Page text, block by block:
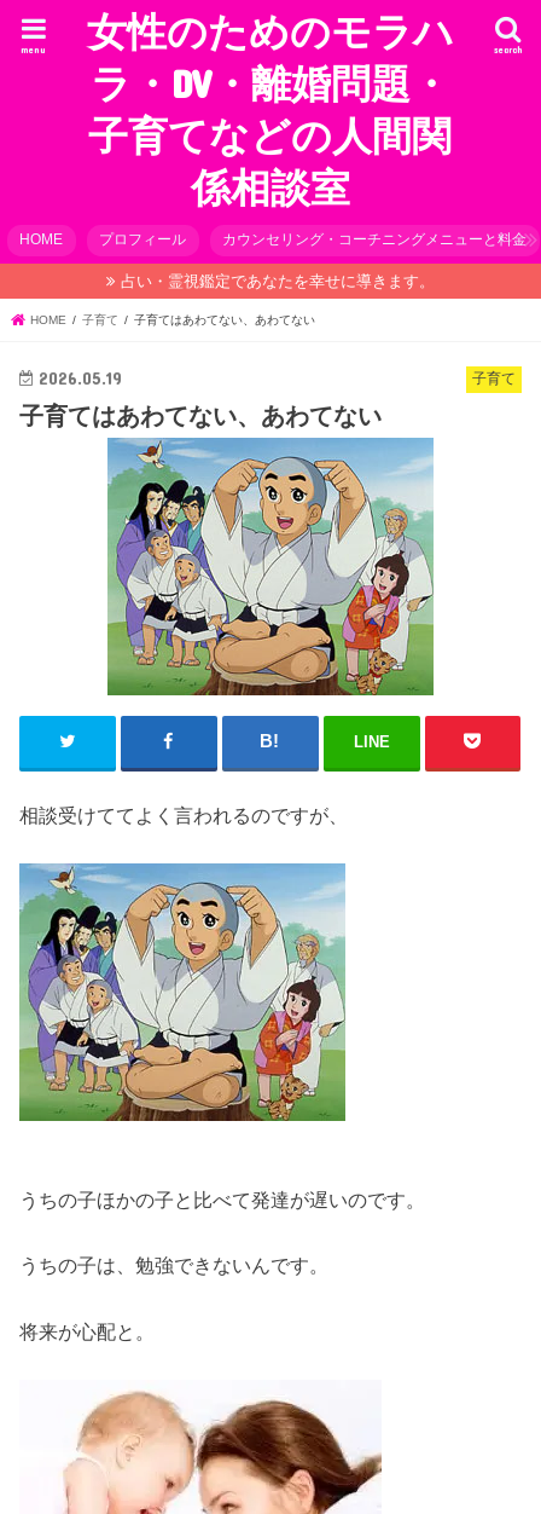
女性のためのモラハ
ラ・DV・離婚問題・
子育てなどの人間関
係相談室
search
menu
HOME プロフィール カウンセリング・コーチニングメニューと料金
占い・霊視鑑定であなたを幸せに導きます。
HOME 子育て 子育てはあわてない、あわてない
子育て
2026.05.19
子育てはあわてない、あわてない
LINE
相談受けててよく言われるのですが、
うちの子ほかの子と比べて発達が遅いのです。
うちの子は、勉強できないんです。
将来が心配と。